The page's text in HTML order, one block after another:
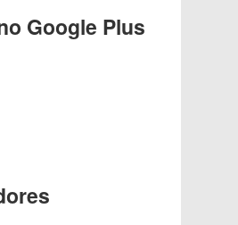
Google Plus